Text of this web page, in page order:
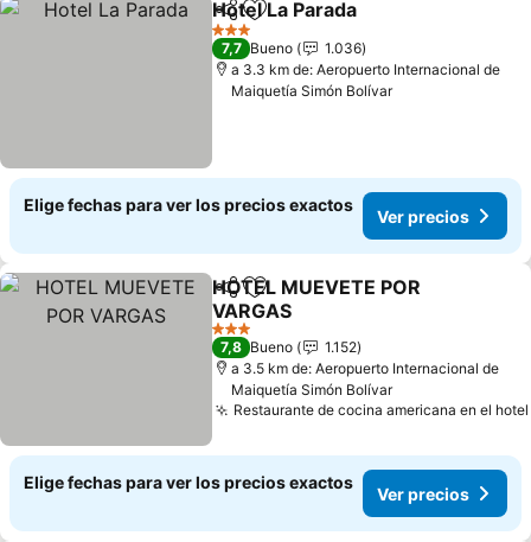
CompartirAgregar a favoritos
Hotel La Parada
3 Estrellas
7,7 Bueno
1.036
a 3.3 km de: Aeropuerto Internacional de
Maiquetía Simón Bolívar
Elige fechas para ver los precios exactos
Ver precios
CompartirAgregar a favoritos
HOTEL MUEVETE POR
VARGAS
Ver precios
3 Estrellas
7,8 Bueno
1.152
a 3.5 km de: Aeropuerto Internacional de
Maiquetía Simón Bolívar
Restaurante de cocina americana en el hotel
Elige fechas para ver los precios exactos
Ver precios